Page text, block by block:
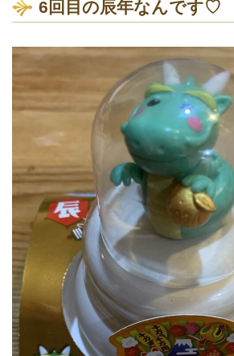
6回目の辰年なんです♡